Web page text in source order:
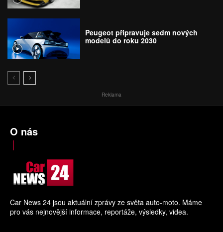
Peugeot připravuje sedm nových
modelů do roku 2030
Reklama
O nás
Car News 24 jsou aktuální zprávy ze světa auto-moto. Máme
pro vás nejnovější informace, reportáže, výsledky, videa.